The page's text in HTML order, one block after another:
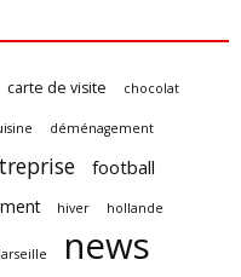
carte de visite chocolat
déménagement
football
hiver hollande
news